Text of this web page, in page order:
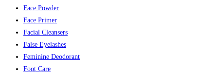
Face Powder
Face Primer
Facial Cleansers
False Eyelashes
Feminine Deodorant
Foot Care